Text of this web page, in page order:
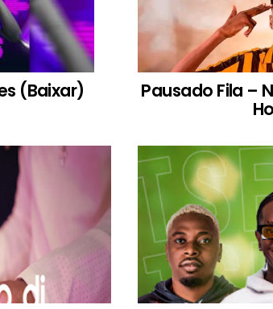
(Baixar) Pausado Fila –